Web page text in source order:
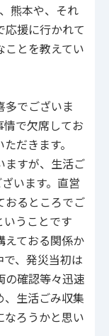
熊本や、それ
応援に行かれて
とを教えてい
でございま
で欠席してお
だきます。
ますが、生活ご
います。直営
おるところでご
いうことです
えておる関係か
、発災当初は
の確認等々迅速
、生活ごみ収集
なろうかと思い